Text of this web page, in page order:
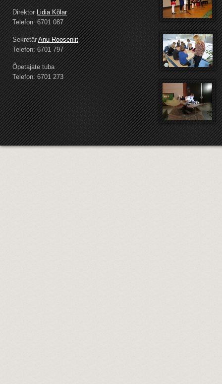
DirektorLidia Kõlar
Telefon: 6701 087
SekretärAnu Rooseniit
Telefon: 6701 797
Õpetajate tuba
Telefon: 6701 273